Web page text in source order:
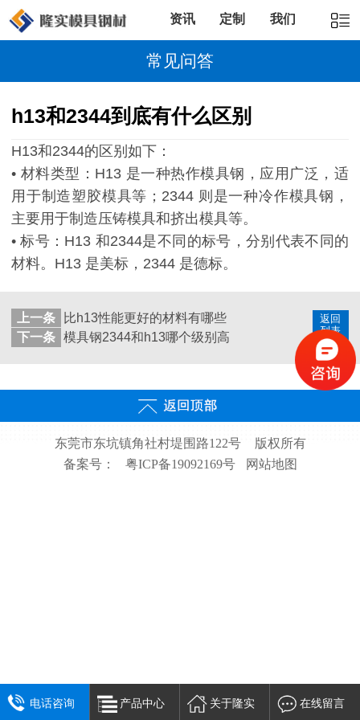
资讯 定制 我们
常见问答
h13和2344到底有什么区别
H13和2344的区别如下：
• 材料类型：H13 是一种热作模具钢，应用广泛，适
用于制造塑胶模具等；2344 则是一种冷作模具钢，
主要用于制造压铸模具和挤出模具等。
• 标号：H13 和2344是不同的标号，分别代表不同的
材料。H13 是美标，2344 是德标。
返回
列表
上一条
比h13性能更好的材料有哪些
下一条 模具钢2344和h13哪个级别高
东莞市东坑镇角社村堤围路122号
版权所有
备案号：
粤ICP备19092169号 网站地图
电话咨询 产品中心 关于隆实 在线留言